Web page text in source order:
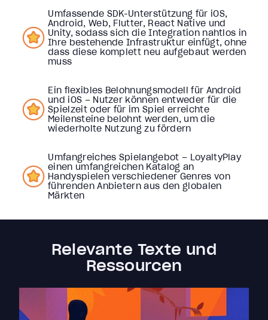
Umfassende SDK-Unterstützung für iOS,
Android, Web, Flutter, React Native und
Unity, sodass sich die Integration nahtlos in
Ihre bestehende Infrastruktur einfügt, ohne
dass diese komplett neu aufgebaut werden
muss
Ein flexibles Belohnungsmodell für Android
und iOS – Nutzer können entweder für die
Spielzeit oder für im Spiel erreichte
Meilensteine belohnt werden, um die
wiederholte Nutzung zu fördern
Umfangreiches Spielangebot – LoyaltyPlay
einen umfangreichen Katalog an
Handyspielen verschiedener Genres von
führenden Anbietern aus den globalen
Märkten
Relevante Texte und
Ressourcen